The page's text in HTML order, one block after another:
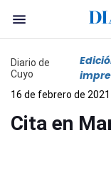
Diario de
Cuyo
16 de febrero de
Cita en